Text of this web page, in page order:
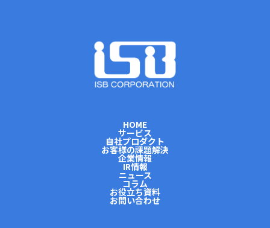
HOME
サービス
自社プロダクト
お客様の課題解決
企業情報
IR情報
ニュース
コラム
お役立ち資料
お問い合わせ